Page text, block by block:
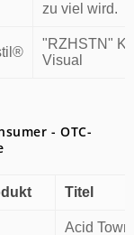
zu viel wird.
"RZHSTN"
Visual
- OTC-
Titel
Acid Town